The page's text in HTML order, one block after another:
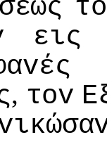
εις
, τov